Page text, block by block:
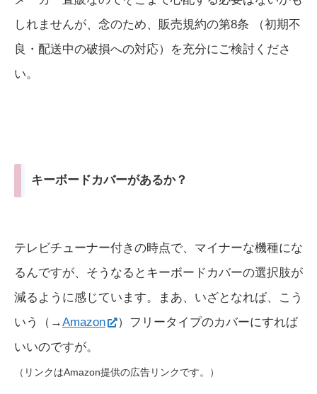
しれませんが、念のため、販売規約の第8条 （初期不
良・配送中の破損への対応）を充分にご検討くださ
い。
キーボードカバーがあるか？
テレビチューナー付きの時点で、マイナーな機種にな
るんですが、そうなるとキーボードカバーの選択肢が
減るように感じています。まあ、いざとなれば、こう
いう（→Amazon
）フリータイプのカバーにすれば
いいのですが。
（リンクはAmazon提供の広告リンクです。）